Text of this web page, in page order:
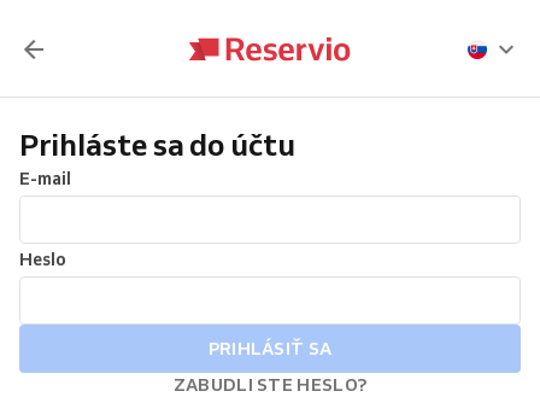
Prihláste sa do účtu
E-mail
Heslo
PRIHLÁSIŤ SA
ZABUDLI STE HESLO?